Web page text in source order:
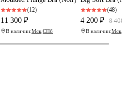
(12)
11 300 ₽
В наличии:Мск СПб
(48)
4 200 ₽ 8 400
В наличии:Мск